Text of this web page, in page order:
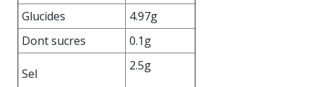
Glucides
4.97g
Dont sucres
0.1g
Sel
2.5g